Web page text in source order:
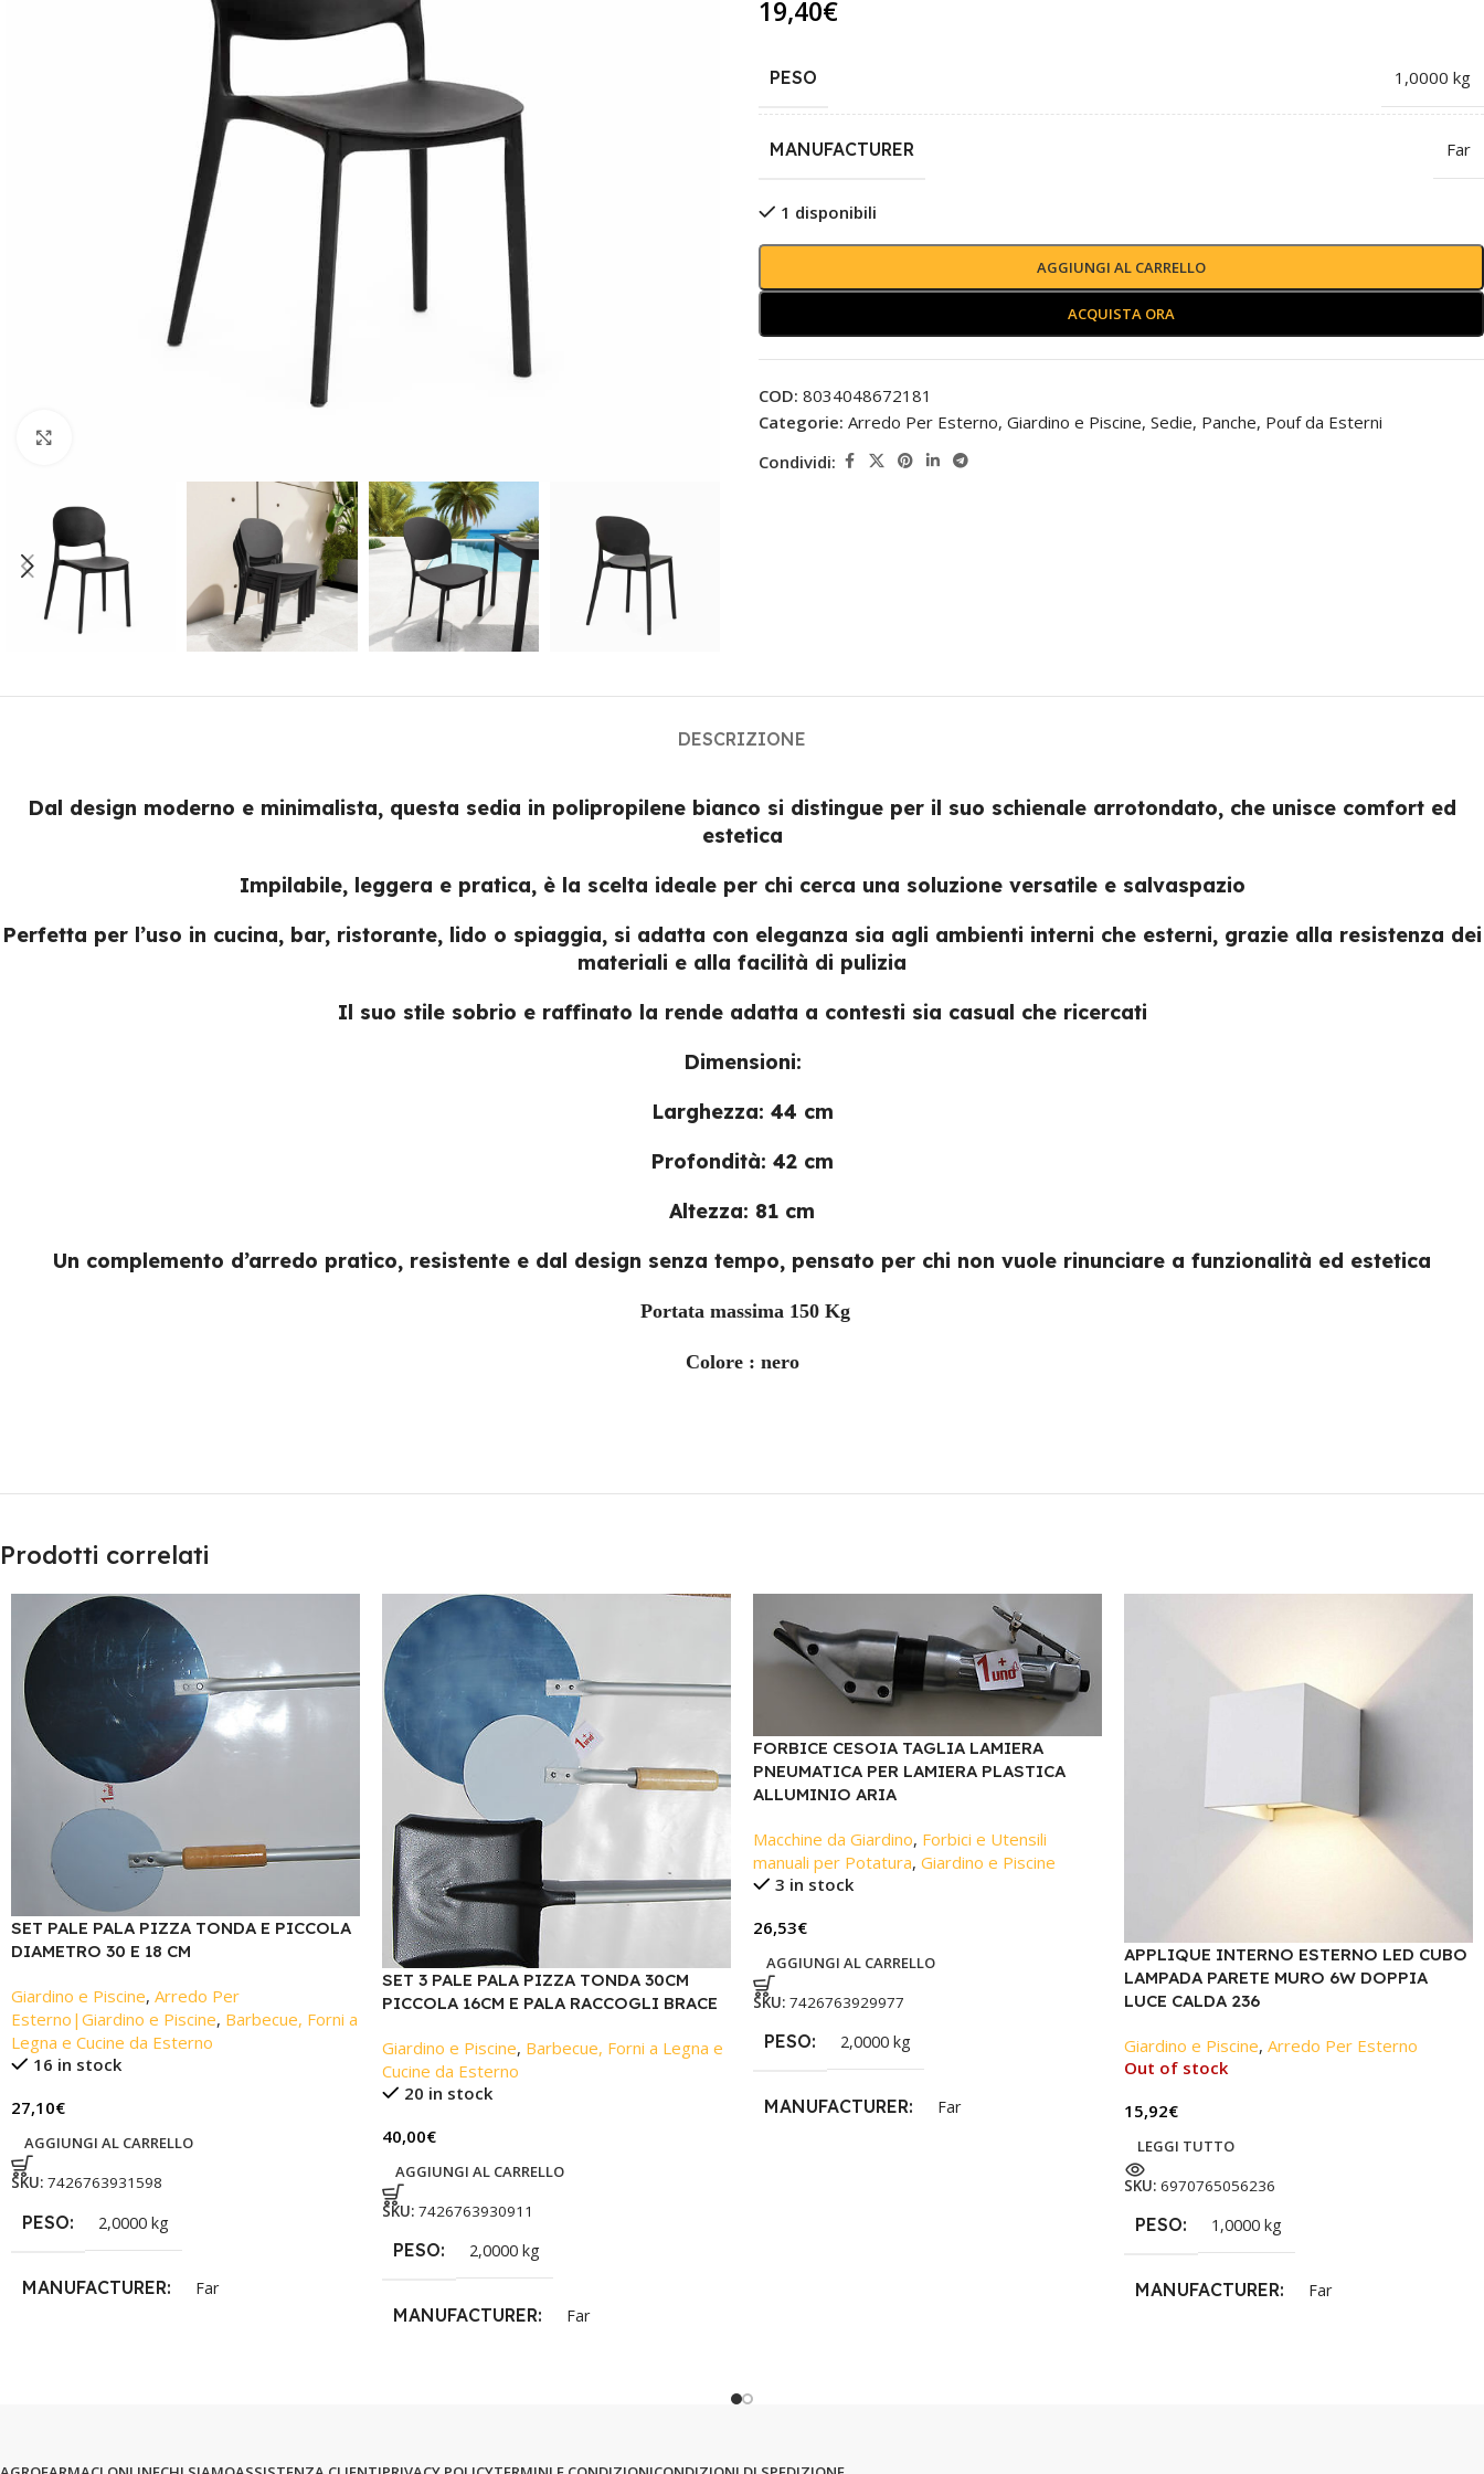
19,40€
PESO 1,0000 kg
MANUFACTURER Far
1 disponibili
AGGIUNGI AL CARRELLO
ACQUISTA ORA
COD: 8034048672181
Categorie: Arredo Per Esterno, Giardino e Piscine, Sedie, Panche, Pouf da Esterni
Condividi:
DESCRIZIONE
Dal design moderno e minimalista, questa sedia in polipropilene bianco si distingue per il suo schienale arrotondato, che unisce comfort ed
estetica
Impilabile, leggera e pratica, è la scelta ideale per chi cerca una soluzione versatile e salvaspazio
Perfetta per l’uso in cucina, bar, ristorante, lido o spiaggia, si adatta con eleganza sia agli ambienti interni che esterni, grazie alla resistenza dei
materiali e alla facilità di pulizia
Il suo stile sobrio e raffinato la rende adatta a contesti sia casual che ricercati
Dimensioni:
Larghezza: 44 cm
Profondità: 42 cm
Altezza: 81 cm
Un complemento d’arredo pratico, resistente e dal design senza tempo, pensato per chi non vuole rinunciare a funzionalità ed estetica
Portata massima 150 Kg
Colore : nero
Prodotti correlati
SET PALE PALA PIZZA TONDA E PICCOLA
DIAMETRO 30 E 18 CM
Giardino e Piscine, Arredo Per
Esterno|Giardino e Piscine, Barbecue, Forni a
Legna e Cucine da Esterno
16 in stock
27,10€
AGGIUNGI AL CARRELLO
SKU: 7426763931598
PESO 2,0000 kg
MANUFACTURER Far
SET 3 PALE PALA PIZZA TONDA 30CM
PICCOLA 16CM E PALA RACCOGLI BRACE
Giardino e Piscine, Barbecue, Forni a Legna e
Cucine da Esterno
20 in stock
40,00€
AGGIUNGI AL CARRELLO
SKU: 7426763930911
PESO 2,0000 kg
MANUFACTURER Far
FORBICE CESOIA TAGLIA LAMIERA
PNEUMATICA PER LAMIERA PLASTICA
ALLUMINIO ARIA
Macchine da Giardino, Forbici e Utensili
manuali per Potatura, Giardino e Piscine
3 in stock
26,53€
AGGIUNGI AL CARRELLO
SKU: 7426763929977
PESO 2,0000 kg
MANUFACTURER Far
APPLIQUE INTERNO ESTERNO LED CUBO
LAMPADA PARETE MURO 6W DOPPIA
LUCE CALDA 236
Giardino e Piscine, Arredo Per Esterno
Out of stock
15,92€
LEGGI TUTTO
SKU: 6970765056236
PESO 1,0000 kg
MANUFACTURER Far